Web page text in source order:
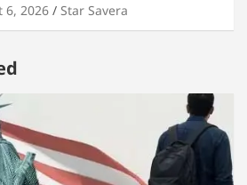
6, 2026 Star Savera